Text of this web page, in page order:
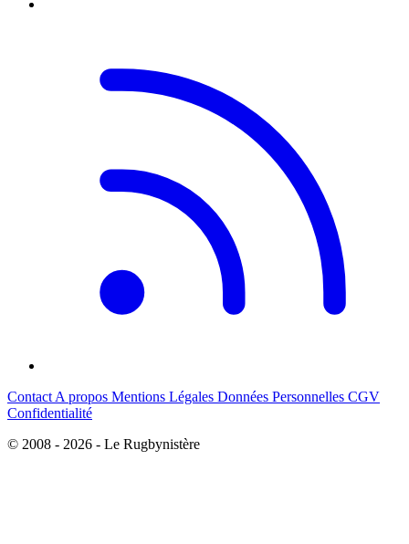
Contact A propos Mentions Légales Données Personnelles CGV
Confidentialité
© 2008 - 2026 - Le Rugbynistère